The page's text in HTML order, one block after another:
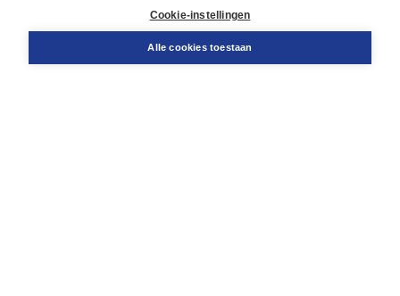
Bestellen
Cookie-instellingen
Alle cookies toestaan